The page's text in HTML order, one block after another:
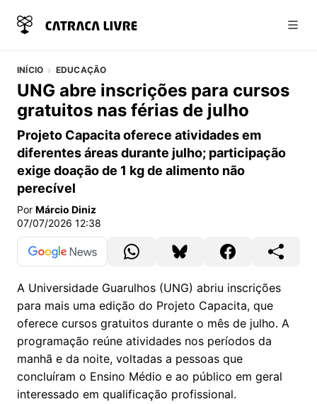
INÍCIO EDUCAÇÃO
UNG abre inscrições para cursos
gratuitos nas férias de julho
Projeto Capacita oferece atividades em
diferentes áreas durante julho; participação
exige doação de 1 kg de alimento não
perecível
Por Márcio Diniz
07/07/2026 12:38
A Universidade Guarulhos (UNG) abriu inscrições
para mais uma edição do Projeto Capacita, que
oferece cursos gratuitos durante o mês de julho. A
programação reúne atividades nos períodos da
manhã e da noite, voltadas a pessoas que
concluíram o Ensino Médio e ao público em geral
interessado em qualificação profissional.